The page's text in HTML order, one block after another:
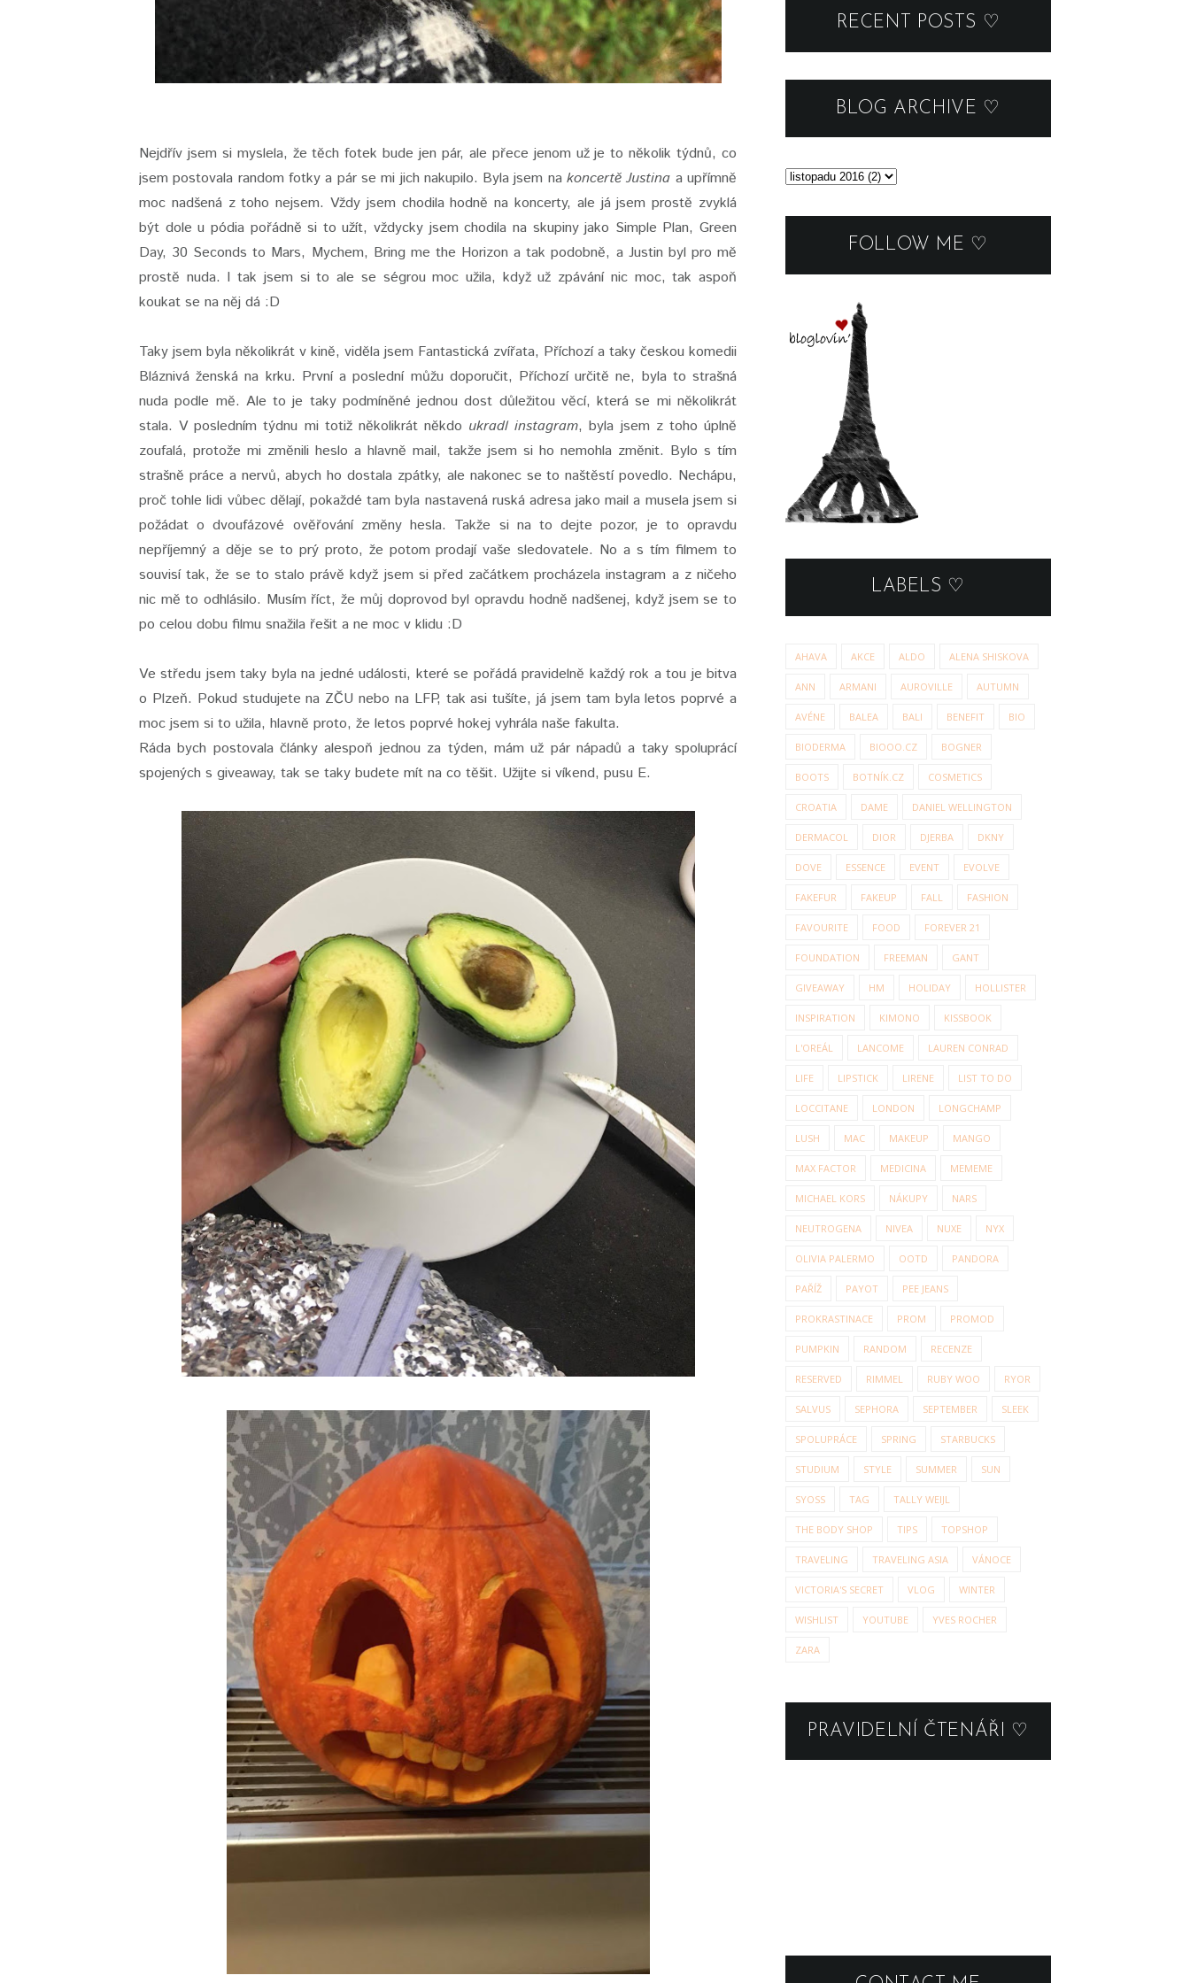
Nejdřív jsem si myslela, že těch fotek bude jen pár, ale přece jenom už je to několik týdnů, co
jsem postovala random fotky a pár se mi jich nakupilo. Byla jsem nakoncertě Justina a upřímně
moc nadšená z toho nejsem. Vždy jsem chodila hodně na koncerty, ale já jsem prostě zvyklá
být dole u pódia pořádně si to užít, vždycky jsem chodila na skupiny jako Simple Plan, Green
Day, 30 Seconds to Mars, Mychem, Bring me the Horizon a tak podobně, a Justin byl pro mě
prostě nuda. I tak jsem si to ale se ségrou moc užila, když už zpávání nic moc, tak aspoň
koukat se na něj dá :D
Taky jsem byla několikrát v kině, viděla jsem Fantastická zvířata, Příchozí a taky českou komedii
Bláznivá ženská na krku. První a poslední můžu doporučit, Příchozí určitě ne, byla to strašná
nuda podle mě. Ale to je taky podmíněné jednou dost důležitou věcí, která se mi několikrát
stala. V posledním týdnu mi totiž několikrát někdo ukradl instagram, byla jsem z toho úplně
zoufalá, protože mi změnili heslo a hlavně mail, takže jsem si ho nemohla změnit. Bylo s tím
strašně práce a nervů, abych ho dostala zpátky, ale nakonec se to naštěstí povedlo. Nechápu,
proč tohle lidi vůbec dělají, pokaždé tam byla nastavená ruská adresa jako mail a musela jsem si
požádat o dvoufázové ověřování změny hesla. Takže si na to dejte pozor, je to opravdu
nepříjemný a děje se to prý proto, že potom prodají vaše sledovatele. No a s tím filmem to
souvisí tak, že se to stalo právě když jsem si před začátkem procházela instagram a z ničeho
nic mě to odhlásilo. Musím říct, že můj doprovod byl opravdu hodně nadšenej, když jsem se to
po celou dobu filmu snažila řešit a ne moc v klidu :D
Ve středu jsem taky byla na jedné události, které se pořádá pravidelně každý rok a tou je bitva
o Plzeň. Pokud studujete na ZČU nebo na LFP, tak asi tušíte, já jsem tam byla letos poprvé a
moc jsem si to užila, hlavně proto, že letos poprvé hokej vyhrála naše fakulta.
Ráda bych postovala články alespoň jednou za týden, mám už pár nápadů a taky spoluprácí
spojených s giveaway, tak se taky budete mít na co těšit. Užijte si víkend, pusu E.
RECENT POSTS ♡
BLOG ARCHIVE ♡
FOLLOW ME ♡
LABELS ♡
AHAVA AKCE ALDO ALENA SHISKOVA
ANN ARMANI AUROVILLE AUTUMN
AVÉNE BALEA BALI BENEFIT BIO
BIODERMA BIOOO.CZ BOGNER
BOOTS BOTNÍK.CZ COSMETICS
CROATIA DAME DANIEL WELLINGTON
DERMACOL DIOR DJERBA DKNY
DOVE ESSENCE EVENT EVOLVE
FAKEFUR FAKEUP FALL FASHION
FAVOURITE FOOD FOREVER 21
FOUNDATION FREEMAN GANT
GIVEAWAY HM HOLIDAY HOLLISTER
INSPIRATION KIMONO KISSBOOK
L'OREÁL LANCOME LAUREN CONRAD
LIFE LIPSTICK LIRENE LIST TO DO
LOCCITANE LONDON LONGCHAMP
LUSH MAC MAKEUP MANGO
MAX FACTOR MEDICINA MEMEME
MICHAEL KORS NÁKUPY NARS
NEUTROGENA NIVEA NUXE NYX
OLIVIA PALERMO OOTD PANDORA
PAŘÍŽ PAYOT PEE JEANS
PROKRASTINACE PROM PROMOD
PUMPKIN RANDOM RECENZE
RESERVED RIMMEL RUBY WOO RYOR
SALVUS SEPHORA SEPTEMBER SLEEK
SPOLUPRÁCE SPRING STARBUCKS
STUDIUM STYLE SUMMER SUN
SYOSS TAG TALLY WEIJL
THE BODY SHOP TIPS TOPSHOP
TRAVELING TRAVELING ASIA VÁNOCE
VICTORIA'S SECRET VLOG WINTER
WISHLIST YOUTUBE YVES ROCHER
ZARA
PRAVIDELNÍ ČTENÁŘI ♡